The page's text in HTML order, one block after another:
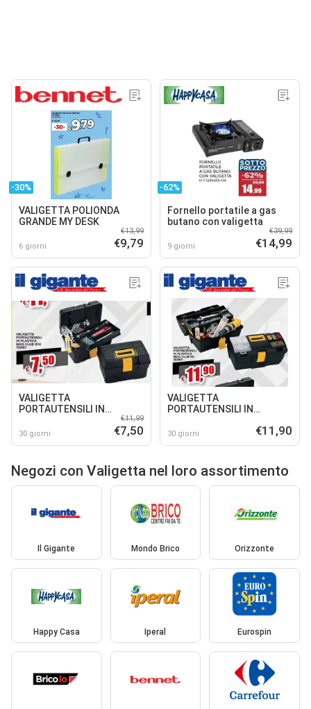
-30%
VALIGETTA POLIONDA
GRANDE MY DESK
6 giorni
€13,99
€9,79
-62%
Fornello portatile a gas
butano con valigetta
9 giorni
€39,99
€14,99
VALIGETTA
PORTAUTENSILI IN
PLASTICA MOD CLUB 1210
TERRY
30 giorni
€11,99
€7,50
VALIGETTA
PORTAUTENSILI IN
TERRY
30 giorni €11,90
Negozi con Valigetta nel loro assortimento
Il Gigante Mondo Brico Orizzonte
Happy Casa Iperal Eurospin